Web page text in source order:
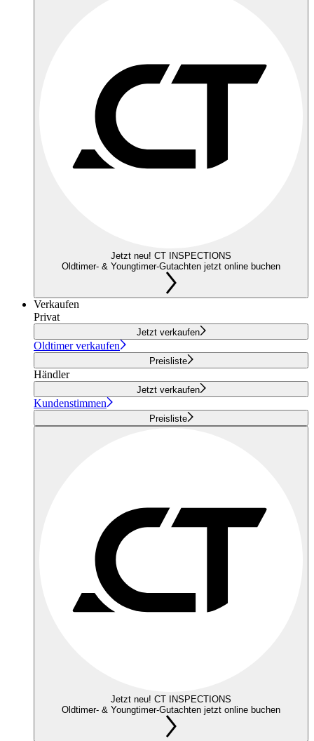
Jetzt neu! CT INSPECTIONS
Oldtimer- & Youngtimer-Gutachten jetzt online buchen
Verkaufen
Privat
Jetzt verkaufen
Oldtimer verkaufen
Preisliste
Händler
Jetzt verkaufen
Kundenstimmen
Preisliste
Jetzt neu! CT INSPECTIONS
Oldtimer- & Youngtimer-Gutachten jetzt online buchen